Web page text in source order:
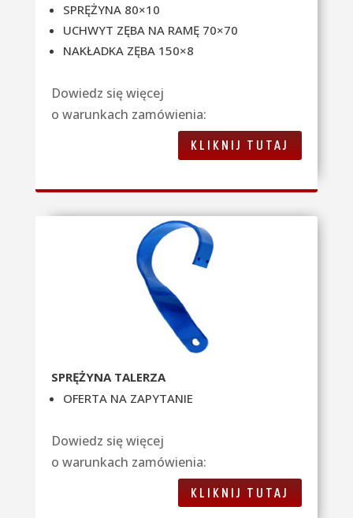
SPRĘŻYNA 80×10
UCHWYT ZĘBA NA RAMĘ 70×70
NAKŁADKA ZĘBA 150×8
Dowiedz się więcej
o warunkach zamówienia:
KLIKNIJ TUTAJ
SPRĘŻYNA TALERZA
OFERTA NA ZAPYTANIE
Dowiedz się więcej
o warunkach zamówienia:
KLIKNIJ TUTAJ